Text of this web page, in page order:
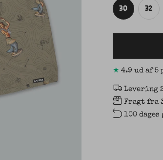
30 32
★ 4.9 ud af
Levering
Fragt fra
100